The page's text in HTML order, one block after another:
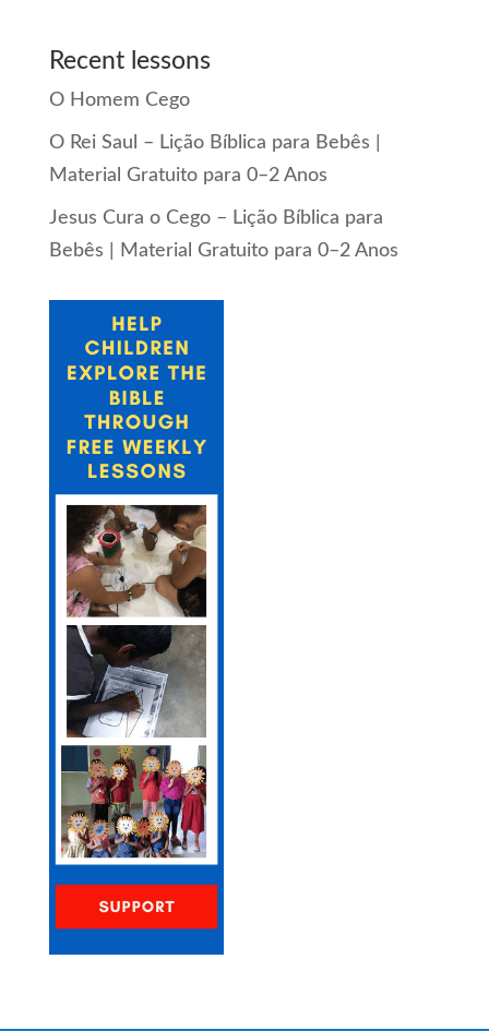
Recent lessons
O Homem Cego
O Rei Saul – Lição Bíblica para Bebês |
Material Gratuito para 0–2 Anos
Jesus Cura o Cego – Lição Bíblica para
Bebês | Material Gratuito para 0–2 Anos